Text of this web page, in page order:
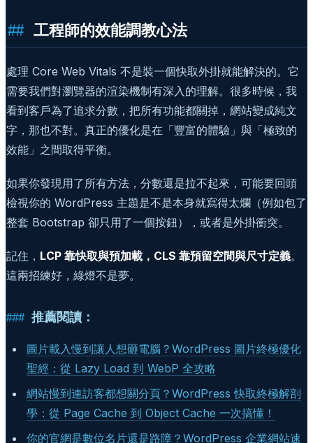
工程師的效能調教心法
處理 Core Web Vitals 不是裝一個快取外掛就能解決的。它
需要我們對瀏覽器的渲染機制有深入的理解。很多時候，我
看到客戶為了追求分數，把所有功能都關掉，網站變成純文
字，那也不對。真正的優化是在「豐富的體驗」與「極致的
效能」之間取得平衡。
如果你發現用了所有方法，分數還是拉不起來，可能要回頭
檢視你的 WordPress 主題是不是本身就寫得太爛（例如包了
整套 Bootstrap 卻只用了一個按鈕），或者是外掛衝突。
記住， LCP 靠快取與預加載，CLS 靠預留空間與尺寸定義。
這兩招練好，綠燈不是夢。
推薦閱讀：
圖片載入慢到讓人想砸電腦？WordPress 圖片終極優化
聖經：從 Lazy Load 到 WebP 全攻略
網站慢到連訪客都想關分頁？WordPress 快取終極解剖
學：從 Page Cache 到 Object Cache 一次搞懂！
你的官網是數位名片還是路障？WordPress 企業網站速